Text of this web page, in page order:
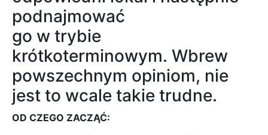
podnajmować
go w trybie
krótkoterminowym. Wbrew
powszechnym opiniom, nie
jest to wcale takie trudne.
OD CZEGO ZACZĄĆ: